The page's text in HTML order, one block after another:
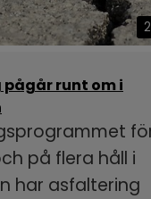
runt om i
på flera håll i
har asfaltering